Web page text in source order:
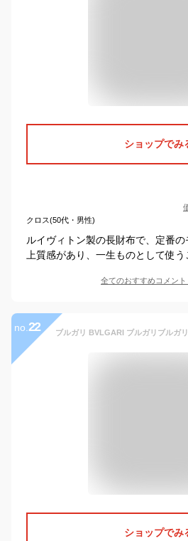
ショップでみ
クロス(50代・男性)
ルイヴィトン製の長財布で、定番
上質感があり、一生ものとして使う
全てのおすすめコメント
no. 22
ショップでみ